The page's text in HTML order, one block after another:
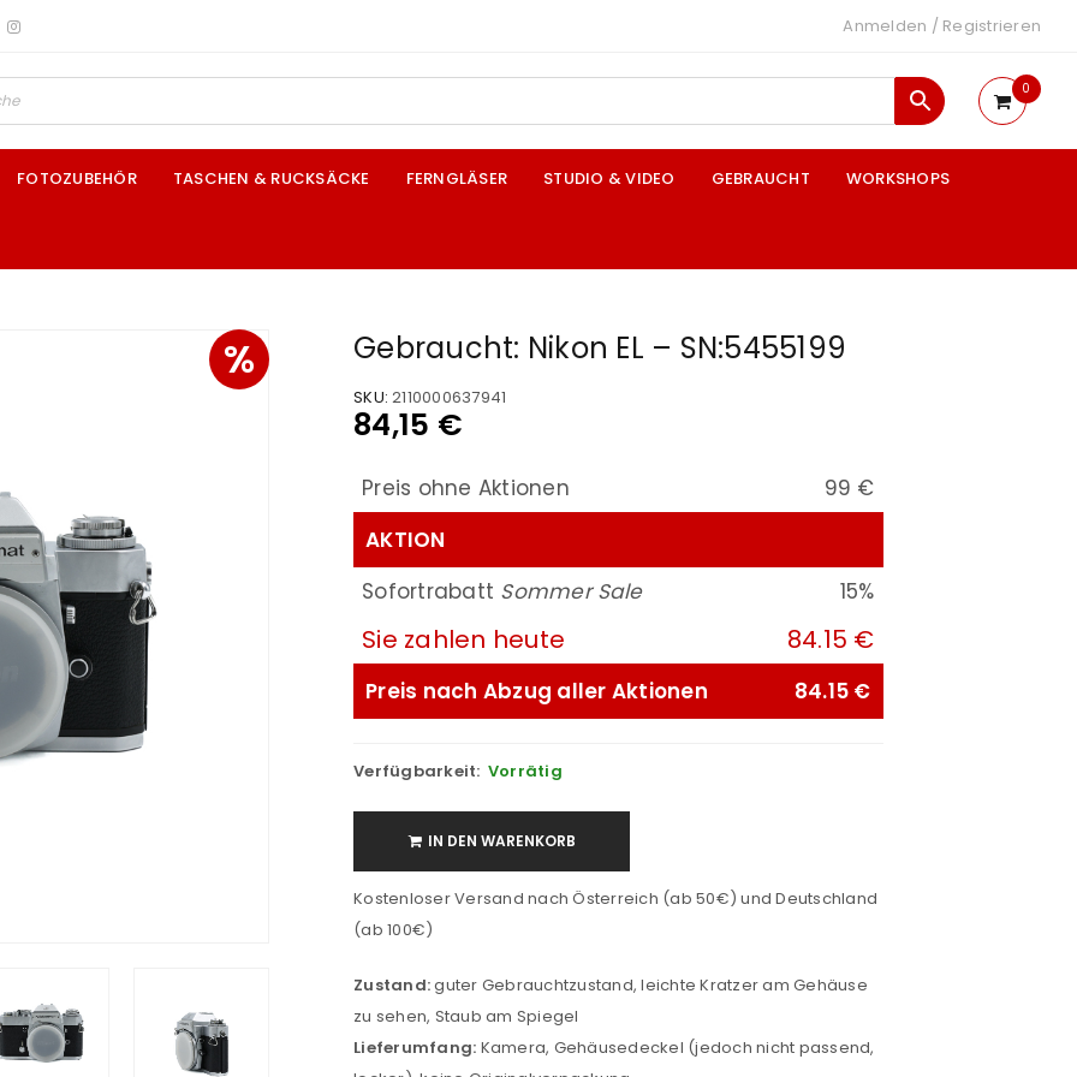
Anmelden / Registrieren
0
FOTOZUBEHÖR TASCHEN & RUCKSÄCKE FERNGLÄSER STUDIO & VIDEO GEBRAUCHT WORKSHOPS
% Gebraucht: Nikon EL – SN:5455199
SKU: 2110000637941
84,15 €
Preis ohne Aktionen
99 €
AKTION
Sofortrabatt Sommer Sale 15%
Sie zahlen heute 84.15 €
Preis nach Abzug aller Aktionen 84.15 €
Verfügbarkeit: Vorrätig
IN DEN WARENKORB
Kostenloser Versand nach Österreich (ab 50€) und Deutschland
(ab 100€)
Zustand:guter Gebrauchtzustand, leichte Kratzer am Gehäuse
zu sehen, Staub am Spiegel
Lieferumfang: Kamera, Gehäusedeckel (jedoch nicht passend,